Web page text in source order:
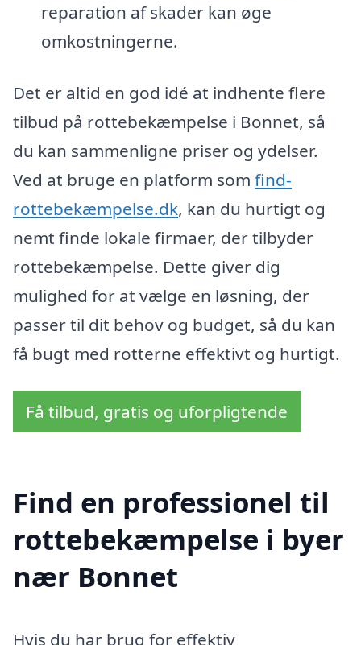
reparation af skader kan øge
omkostningerne.
Det er altid en god idé at indhente flere
tilbud på rottebekæmpelse i Bonnet, så
du kan sammenligne priser og ydelser.
Ved at bruge en platform som find-
rottebekæmpelse.dk, kan du hurtigt og
nemt finde lokale firmaer, der tilbyder
rottebekæmpelse. Dette giver dig
mulighed for at vælge en løsning, der
passer til dit behov og budget, så du kan
få bugt med rotterne effektivt og hurtigt.
Få tilbud, gratis og uforpligtende
Find en professionel til
rottebekæmpelse i byer
nær Bonnet
Hvis du har brug for effektiv